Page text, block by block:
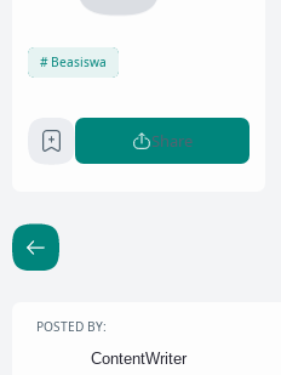
Beasiswa
Share
POSTED BY:
ContentWriter